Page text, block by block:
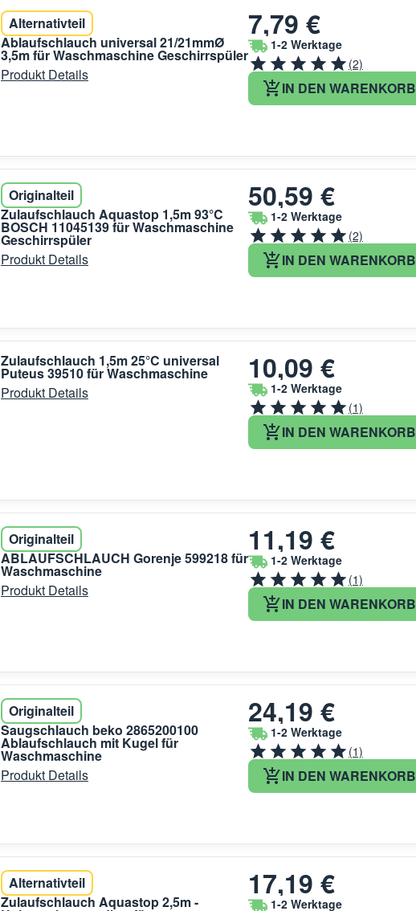
Alternativteil
Ablaufschlauch universal 21/21mmØ
3,5m für Waschmaschine Geschirrspüler
Produkt Details
7,79 €
1-2 Werktage
(2)
IN DEN WARENKORB
Originalteil
Zulaufschlauch Aquastop 1,5m 93°C
BOSCH 11045139 für Waschmaschine
Geschirrspüler
Produkt Details
50,59 €
1-2 Werktage
(2)
IN DEN WARENKORB
Zulaufschlauch 1,5m 25°C universal
Puteus 39510 für Waschmaschine
Produkt Details
10,09 €
1-2 Werktage
(1)
IN DEN WARENKORB
Originalteil
ABLAUFSCHLAUCH Gorenje 599218 für
Waschmaschine
Produkt Details
11,19 €
1-2 Werktage
(1)
IN DEN WARENKORB
Originalteil
Saugschlauch beko 2865200100
Ablaufschlauch mit Kugel für
Waschmaschine
Produkt Details
24,19 €
1-2 Werktage
(1)
IN DEN WARENKORB
Alternativteil
Zulaufschlauch Aquastop 2,5m -
17,19 €
1-2 Werktage